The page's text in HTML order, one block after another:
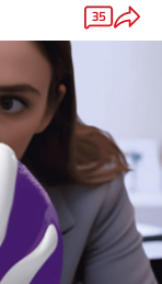
35